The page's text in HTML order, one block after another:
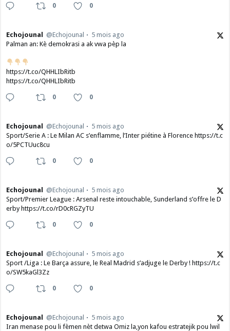
0 0
Echojounal @Echojounal
5 mois ago
Palman an: Kè demokrasi a ak vwa pèp la
https://t.co/QHHLIbRitb
https://t.co/QHHLIbRitb
0 0
Echojounal @Echojounal
5 mois ago
Sport/Serie A : Le Milan AC s’enflamme, l’Inter piétine à Florence https://t.c
o/5PCTUuc8cu
0 0
Echojounal @Echojounal
5 mois ago
Sport/Premier League : Arsenal reste intouchable, Sunderland s’offre le D
erby https://t.co/rD0cRGZyTU
0 0
Echojounal @Echojounal
5 mois ago
Sport /Liga : Le Barça assure, le Real Madrid s’adjuge le Derby ! https://t.c
o/SW5kaGl3Zz
0 0
Echojounal @Echojounal
5 mois ago
Iran menase pou li fèmen nèt detwa Omiz la,yon kafou estratejik pou lwil